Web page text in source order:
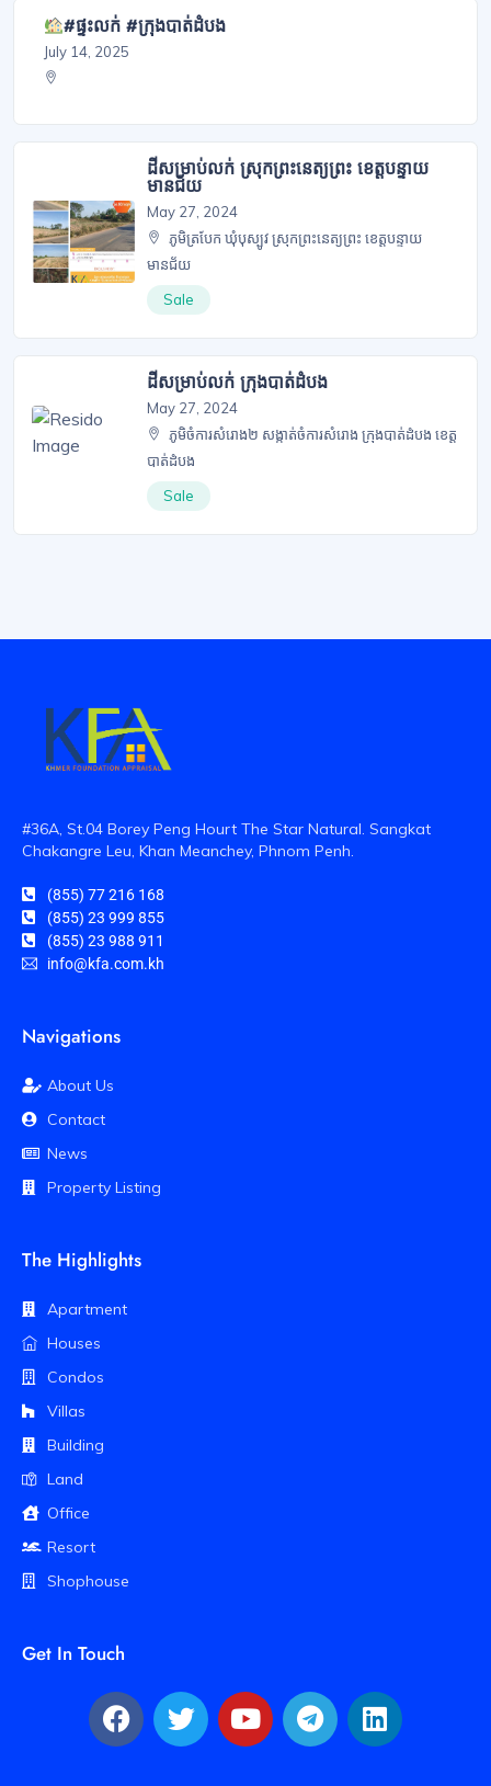
#ផ្ទះលក់ #ក្រុងបាត់ដំបង
July 14, 2025
ដីសម្រាប់លក់ ស្រុកព្រះនេត្យព្រះ ខេត្តបន្ទាយ
មានជ័យ
May 27, 2024
ភូមិត្របែក ឃុំបុស្បូវ ស្រុកព្រះនេត្យព្រះ ខេត្តបន្ទាយ
មានជ័យ
Sale
ដីសម្រាប់លក់ ក្រុងបាត់ដំបង
May 27, 2024
ភូមិចំការសំរោង២ សង្កាត់ចំការសំរោង ក្រុងបាត់ដំបង ខេត្ត
បាត់ដំបង
Sale
#36A, St.04 Borey Peng Hourt The Star Natural. Sangkat
Chakangre Leu, Khan Meanchey, Phnom Penh.
(855) 77 216 168
(855) 23 999 855
(855) 23 988 911
info@kfa.com.kh
Navigations
About Us
Contact
News
Property Listing
The Highlights
Apartment
Houses
Condos
Villas
Building
Land
Office
Resort
Shophouse
Get In Touch